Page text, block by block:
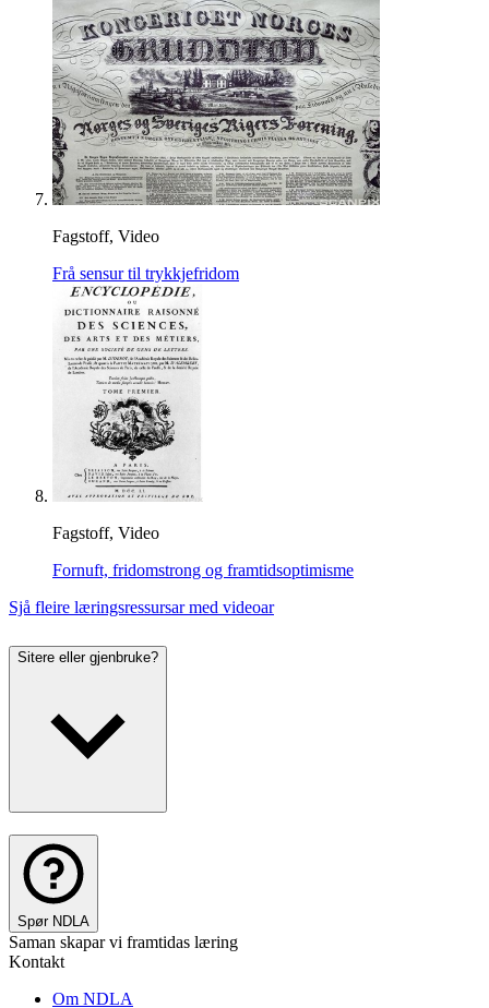
Fagstoff, Video
Frå sensur til trykkjefridom
Fagstoff, Video
Fornuft, fridomstrong og framtidsoptimisme
Sjå fleire læringsressursar med videoar
Sitere eller gjenbruke?
Spør NDLA
Saman skapar vi framtidas læring
Kontakt
Om NDLA